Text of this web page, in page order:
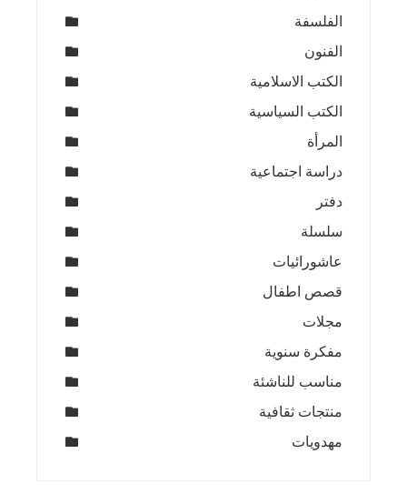
الفلسفة
الفنون
الكتب الاسلامية
الكتب السياسية
المرأة
دراسة اجتماعية
دفتر
سلسلة
عاشورائيات
قصص اطفال
مجلات
مفكرة سنوية
مناسب للناشئة
منتجات ثقافية
مهدويات